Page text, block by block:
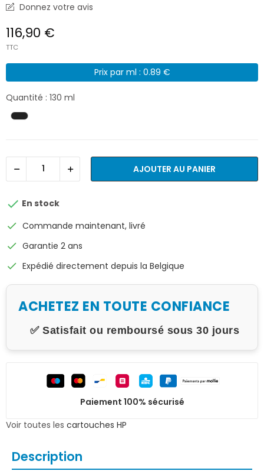
Donnez votre avis
116,90 €
TTC
Prix par ml : 0.89 €
Quantité : 130 ml
AJOUTER AU PANIER
 En stock
check Commande maintenant, livré
check Garantie 2 ans
check Expédié directement depuis la Belgique
ACHETEZ EN TOUTE CONFIANCE
✅ Satisfait ou remboursé sous 30 jours
Paiement 100% sécurisé
Voir toutes les cartouches HP
Description